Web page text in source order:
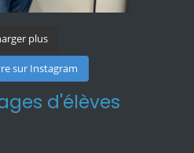
plus
sur Instagram
d'élèves